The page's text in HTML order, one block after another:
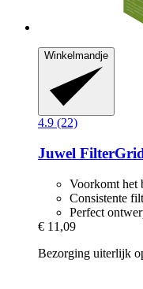
Winkelmandje
4.9 (22)
Juwel
Voorkomt het
Consistente
Perfect
€ 11,09
Bezorging uiterlijk